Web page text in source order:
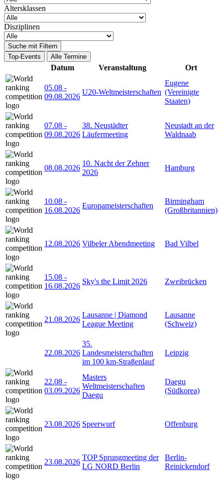
Altersklassen
Disziplinen
Suche mit Filtern
Top-Events
Alle Termine
Datum Veranstaltung Ort
05.08 -
09.08.2026
U20-Weltmeisterschaften
Eugene
(Vereinigte
Staaten)
07.08 -
09.08.2026
38. Neustädter
Läufermeeting
Neustadt an der
Waldnaab
08.08.2026
10. Nacht der Zehner
2026
Hamburg
10.08 -
16.08.2026
Europameisterschaften
Birmingham
(Großbritannien)
12.08.2026 Vilbeler Abendmeeting Bad Vilbel
15.08 -
16.08.2026
Sky's the Limit 2026 Zweibrücken
21.08.2026
Lausanne | Diamond
League Meeting
Lausanne
(Schweiz)
22.08.2026
35.
Landesmeisterschaften
im 100 km-Straßenlauf
Leipzig
22.08 -
03.09.2026
Masters
Weltmeisterschaften
Daegu
Daegu
(Südkorea)
23.08.2026 Speerwurf Offenburg
23.08.2026
TOP Sprungmeeting der
LG NORD Berlin
Berlin-
Reinickendorf